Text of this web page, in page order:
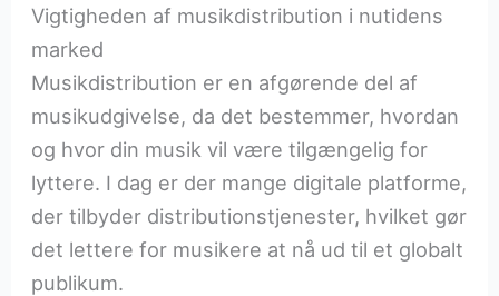
Vigtigheden af musikdistribution i nutidens
marked
Musikdistribution er en afgørende del af
musikudgivelse, da det bestemmer, hvordan
og hvor din musik vil være tilgængelig for
lyttere. I dag er der mange digitale platforme,
der tilbyder distributionstjenester, hvilket gør
det lettere for musikere at nå ud til et globalt
publikum.